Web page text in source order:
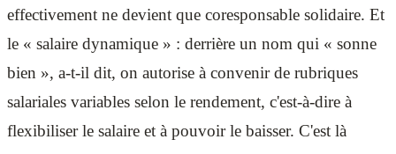
effectivement ne devient que coresponsable solidaire. Et
le « salaire dynamique » : derrière un nom qui « sonne
bien », a-t-il dit, on autorise à convenir de rubriques
salariales variables selon le rendement, c'est-à-dire à
flexibiliser le salaire et à pouvoir le baisser. C'est là